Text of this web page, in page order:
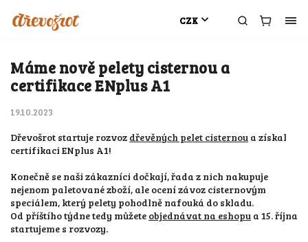
CZK
Máme nově pelety cisternou a
certifikace ENplus A1
19.10.2023
Dřevošrot startuje rozvoz dřevěných pelet cisternou a získal
certifikaci ENplus A1!
Konečně se naši zákazníci dočkají, řada z nich nakupuje
nejenom paletované zboží, ale ocení závoz cisternovým
speciálem, který pelety pohodlně nafouká do skladu.
Od příštího týdne tedy můžete objednávat na eshopu a 15. října
startujeme s rozvozy.